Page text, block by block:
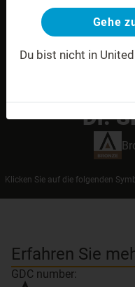
Dr.
Klicken Sie auf die folgenden
Erfahren Sie
GDC number:
Gehe
Du bist nicht in